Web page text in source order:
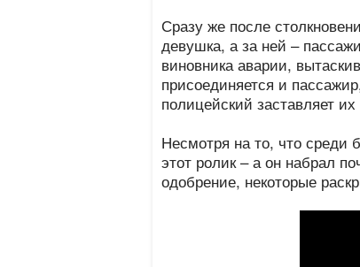
Сразу же после
девушка, а за ней –
виновника аварии,
присоединяется и
полицейский заставляет
Несмотря на то, что среди
этот ролик – а он набрал
одобрение, некоторые